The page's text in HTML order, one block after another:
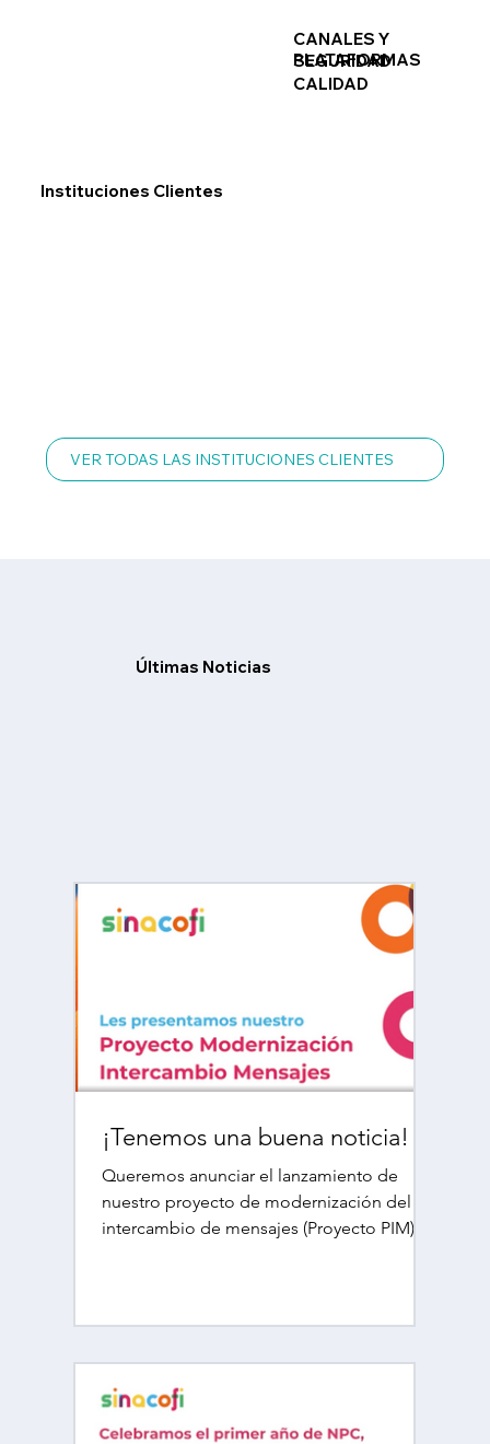
CANALES Y
PLATAFORMAS
SEGURIDAD
CALIDAD
¡Tenemos una buena noticia! 🎉
Queremos anunciar el lanzamiento de
nuestro proyecto de modernización del
intercambio de mensajes (Proyecto PIM).
​Últimas Noticias
Instituciones Clientes
VER TODAS LAS INSTITUCIONES CLIENTES